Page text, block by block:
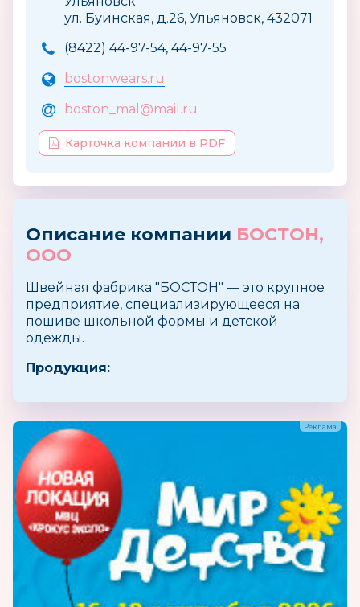
ул. Буинская, д.26, Ульяновск, 432071
(8422) 44-97-54, 44-97-55
bostonwears.ru
boston_mal@mail.ru
Карточка компании в PDF
Описание компании БОСТОН,
ООО
Швейная фабрика "БОСТОН" — это крупное
предприятие, специализирующееся на
пошиве школьной формы и детской
одежды.
Продукция: